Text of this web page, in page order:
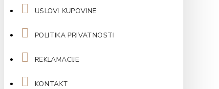
USLOVI KUPOVINE
POLITIKA PRIVATNOSTI
REKLAMACIJE
KONTAKT